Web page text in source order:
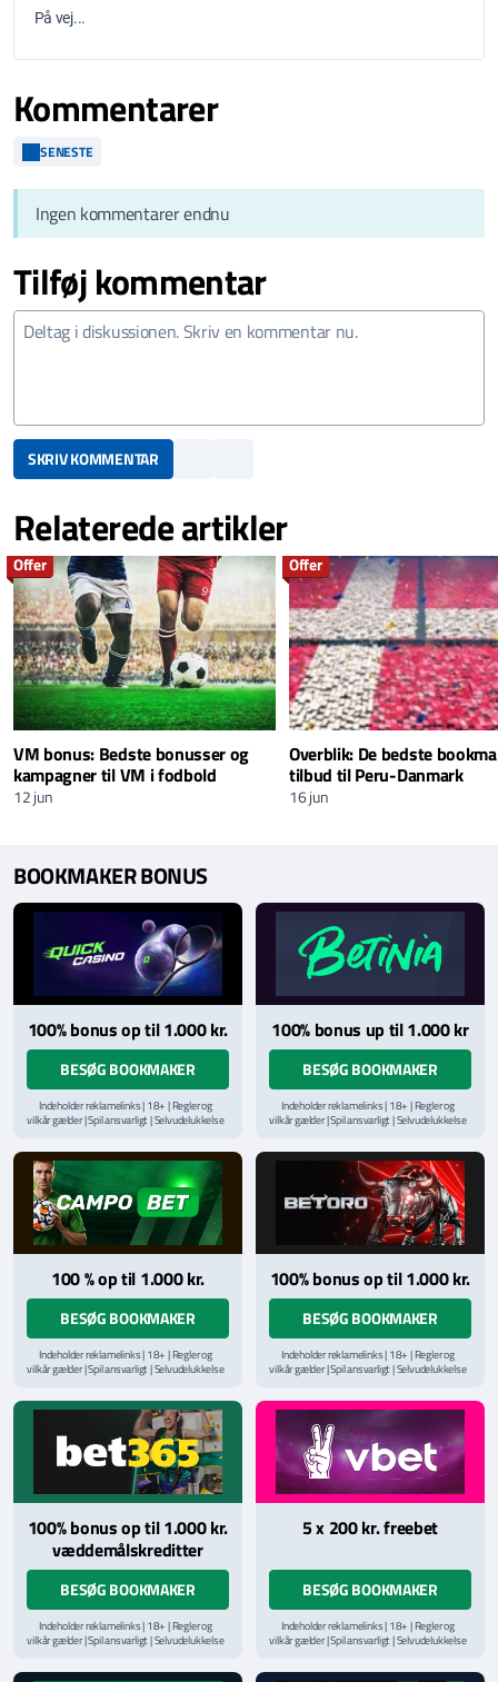
På vej...
Kommentarer
SENESTE
Ingen kommentarer endnu
Tilføj kommentar
SKRIV KOMMENTAR
Relaterede artikler
Offer
VM bonus: Bedste bonusser og
kampagner til VM i fodbold
12 jun
Offer
Overblik: De bedste
tilbud til Peru-Danmark
16 jun
BOOKMAKER BONUS
100% bonus op til 1.000 kr.
BESØG BOOKMAKER
Indeholder reklamelinks | 18+ | Regler og
vilkår gælder | Spil ansvarligt | Selvudelukkelse
hjælpelinje påStopSpillet.dk
Læs vilkår og betingelserher
100% bonus up til 1.000 kr
BESØG BOOKMAKER
Indeholder reklamelinks | 18+ | Regler og
vilkår gælder | Spil ansvarligt | Selvudelukkelse
hjælpelinje påStopSpillet.dk
Læs vilkår og betingelserher
100 % op til 1.000 kr.
BESØG BOOKMAKER
Indeholder reklamelinks | 18+ | Regler og
vilkår gælder | Spil ansvarligt | Selvudelukkelse
hjælpelinje påStopSpillet.dk
Læs vilkår og betingelserher
100% bonus op til 1.000 kr.
BESØG BOOKMAKER
Indeholder reklamelinks | 18+ | Regler og
vilkår gælder | Spil ansvarligt | Selvudelukkelse
hjælpelinje påStopSpillet.dk
Læs vilkår og betingelserher
100% bonus op til 1.000 kr.
væddemålskreditter
BESØG BOOKMAKER
Indeholder reklamelinks | 18+ | Regler og
vilkår gælder | Spil ansvarligt | Selvudelukkelse
hjælpelinje påStopSpillet.dk
5 x 200 kr. freebet
BESØG BOOKMAKER
Indeholder reklamelinks | 18+ | Regler og
vilkår gælder | Spil ansvarligt | Selvudelukkelse
hjælpelinje påStopSpillet.dk